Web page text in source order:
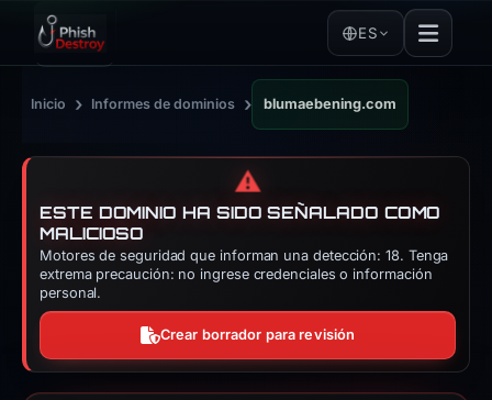
ES
Inicio › Informes de dominios › blumaebening.com
⚠️
ESTE DOMINIO HA SIDO SEÑALADO COMO
MALICIOSO
Motores de seguridad que informan una detección: 18. Tenga
extrema precaución: no ingrese credenciales o información
personal.
Crear borrador para revisión